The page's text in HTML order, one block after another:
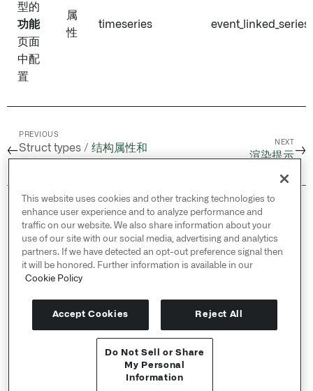
型的
功能
页面
中配
置
属
性
timeseries
←
PREVIOUS
Struct types / 结构属性和
NEXT
渲染提示→
© 2026 Palantir Technologies Inc. All rights
reserved.
Cookies Statement ↗
Privacy Statement ↗
Terms of Use ↗
Do Not Sell or Share My Personal Information
This website uses cookies and other tracking technologies to
enhance user experience and to analyze performance and
traffic on our website. We also share information about your
use of our site with our social media, advertising and analytics
partners. If we have detected an opt-out preference signal then
it will be honored. Further information is available in our
Cookie Policy
Accept Cookies Reject All
Do Not Sell or Share
My Personal
Information